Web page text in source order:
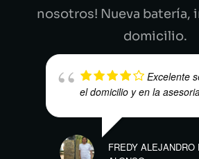
nosotros! Nueva batería,
domicilio.
Excelente
el domicilio y en la
FREDY ALEJANDRO